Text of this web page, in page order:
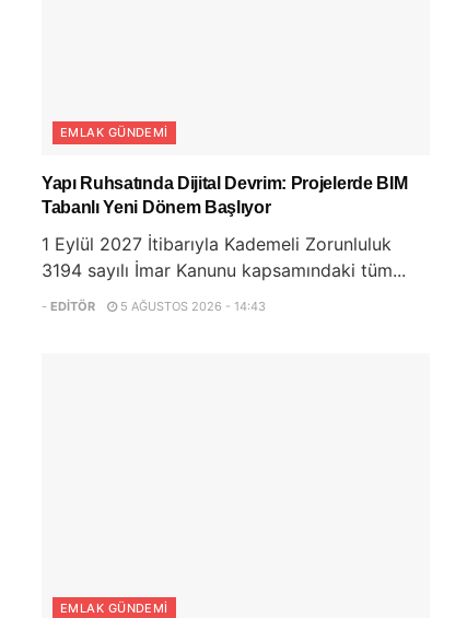
EMLAK GÜNDEMI
Yapı Ruhsatında Dijital Devrim: Projelerde BIM
Tabanlı Yeni Dönem Başlıyor
1 Eylül 2027 İtibarıyla Kademeli Zorunluluk
3194 sayılı İmar Kanunu kapsamındaki tüm...
- EDITÖR 5 AĞUSTOS 2026 - 14:43
EMLAK GÜNDEMI